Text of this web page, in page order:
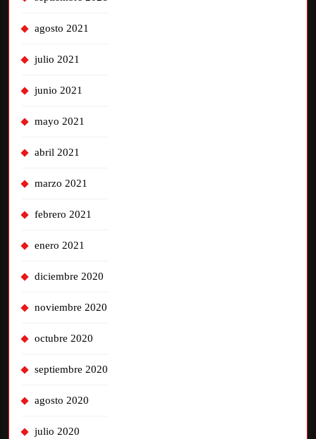
agosto 2021
julio 2021
junio 2021
mayo 2021
abril 2021
marzo 2021
febrero 2021
enero 2021
diciembre 2020
noviembre 2020
octubre 2020
septiembre 2020
agosto 2020
julio 2020